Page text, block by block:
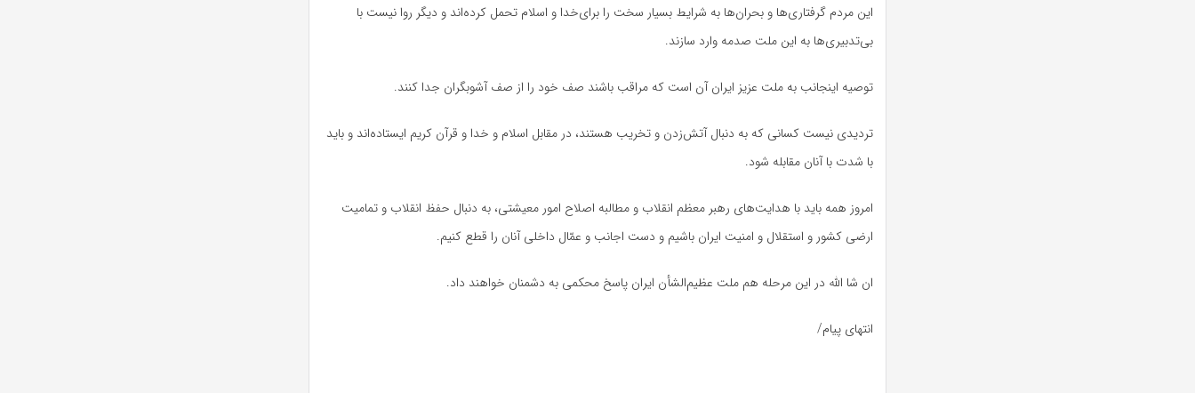
این مردم گرفتاری‌ها و بحران‌ها به شرایط بسیار سخت را برای‌خدا و اسلام تحمل کرده‌اند و دیگر روا نیست با
بی‌تدبیری‌ها به این ملت صدمه وارد سازند.
توصیه اینجانب به ملت عزیز ایران آن است که مراقب باشند صف خود را از صف آشوبگران جدا کنند.
تردیدی نیست کسانی که به دنبال آتش‌زدن و تخریب هستند، در مقابل اسلام و خدا و قرآن کریم ایستاده‌اند و باید
با شدت با آنان مقابله شود.
امروز همه باید با هدایت‌های رهبر معظم انقلاب و مطالبه اصلاح امور معیشتی، به دنبال حفظ انقلاب و تمامیت
ارضی کشور و استقلال و امنیت ایران باشیم و دست اجانب و عمّال داخلی آنان را قطع کنیم.
ان شا الله در این مرحله هم ملت عظیم‌الشأن ایران پاسخ محکمی به دشمنان خواهند داد.
انتهای پیام/